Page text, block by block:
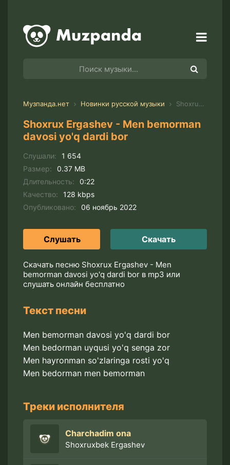
Музпанда.нет Новинки русской музыки Shoxrux Ergashev - Men bemorman davosi yo'q dardi bor
Shoxrux Ergashev - Men bemorman
davosi yo'q dardi bor
Слушали:
1 654
Размер:
0.37 MB
Длительность:
0:22
Качество:
128 kbps
Опубликовано:
06 ноябрь 2022
Слушать Скачать
Скачать песню Shoxrux Ergashev - Men
bemorman davosi yo'q dardi bor в mp3 или
слушать онлайн бесплатно
Текст песни
Men bemorman davosi yo'q dardi bor
Men bedorman uyqusi yo'q senga zor
Men hayronman so'zlaringa rosti yo'q
Men bedorman men bemorman
Треки исполнителя
Charchadim ona
Shoxruxbek Ergashev